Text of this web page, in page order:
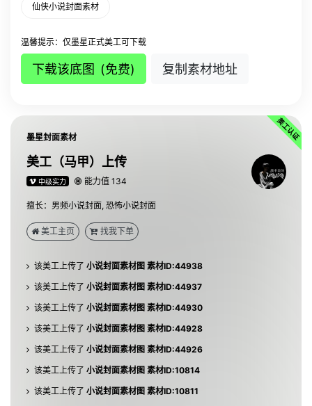
仙侠小说封面素材
温馨提示：仅墨星正式美工可下载
下载该底图 (免费) 复制素材地址
墨星封面素材
美工（马甲）上传
中级实力 能力值 134
擅长：男频小说封面, 恐怖小说封面
美工主页 找我下单
该美工上传了小说封面素材图 素材ID:45033
该美工上传了
小说封面素材图 素材ID:44939
该美工上传了 小说封面素材图 素材ID:44937
该美工上传了 小说封面素材图 素材ID:44930
该美工上传了 小说封面素材图 素材ID:44928
该美工上传了 小说封面素材图 素材ID:44926
该美工上传了 小说封面素材图 素材ID:10814
该美工上传了 小说封面素材图 素材ID:10811
该美工上传了 小说封面素材图 素材ID:10809